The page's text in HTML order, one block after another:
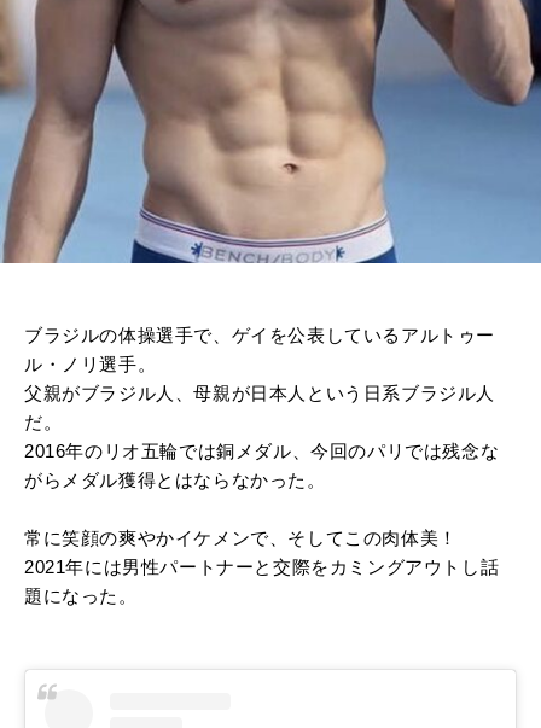
ブラジルの体操選手で、ゲイを公表しているアルトゥー
ル・ノリ選手。
父親がブラジル人、母親が日本人という日系ブラジル人
だ。
2016年のリオ五輪では銅メダル、今回のパリでは残念な
がらメダル獲得とはならなかった。
常に笑顔の爽やかイケメンで、そしてこの肉体美！
2021年には男性パートナーと交際をカミングアウトし話
題になった。